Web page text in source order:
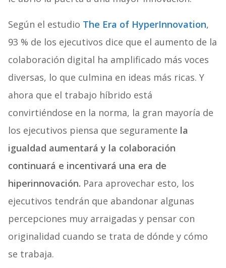
Según el estudio The Era of HyperInnovation,
93 % de los ejecutivos dice que el aumento de la
colaboración digital ha amplificado más voces
diversas, lo que culmina en ideas más ricas. Y
ahora que el trabajo híbrido está
convirtiéndose en la norma, la gran mayoría de
los ejecutivos piensa que seguramente la
igualdad aumentará y la colaboración
continuará e incentivará una era de
hiperinnovación. Para aprovechar esto, los
ejecutivos tendrán que abandonar algunas
percepciones muy arraigadas y pensar con
originalidad cuando se trata de dónde y cómo
se trabaja.